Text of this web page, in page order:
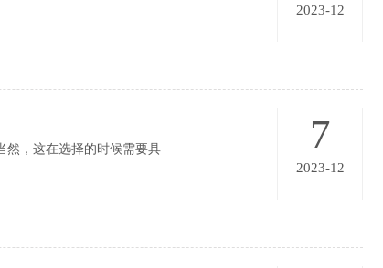
2023-12
7
2023-12
然，这在选择的时候需要具